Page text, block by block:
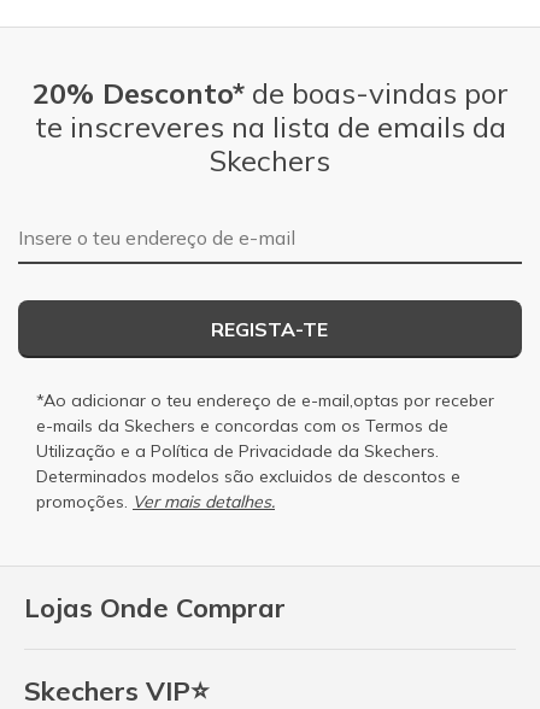
Lojas Onde Comprar
Skechers VIP⭐
20% Desconto*de boas-vindas por
te inscreveres na lista de emails da
Skechers
Endereço de e-mail
REGISTA-TE
*Ao adicionar o teu endereço de e-mail,optas por receber
e-mails da Skechers e concordas com os Termos de
Utilização e a Política de Privacidade da Skechers.
Determinados modelos são excluidos de descontos e
promoções. Ver mais detalhes.